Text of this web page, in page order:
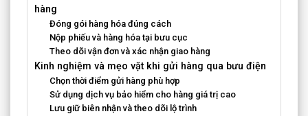
hàng
Đóng gói hàng hóa đúng cách
Nộp phiếu và hàng hóa tại bưu cục
Theo dõi vận đơn và xác nhận giao hàng
Kinh nghiệm và mẹo vặt khi gửi hàng qua bưu điện
Chọn thời điểm gửi hàng phù hợp
Sử dụng dịch vụ bảo hiểm cho hàng giá trị cao
Lưu giữ biên nhận và theo dõi lộ trình